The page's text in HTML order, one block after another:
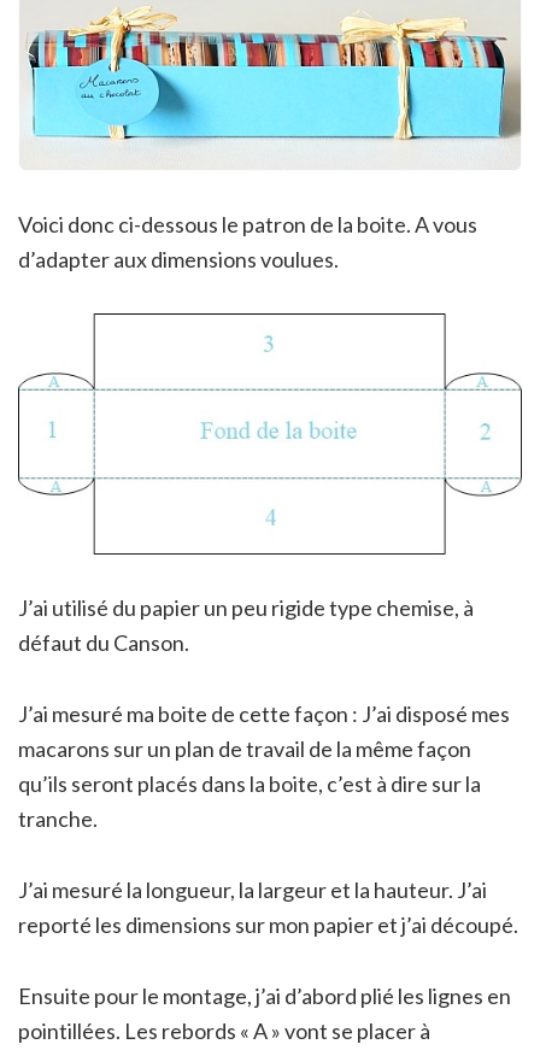
Voici donc ci-dessous le patron de la boite. A vous
d’adapter aux dimensions voulues.
J’ai utilisé du papier un peu rigide type chemise, à
défaut du Canson.
J’ai mesuré ma boite de cette façon : J’ai disposé mes
macarons sur un plan de travail de la même façon
qu’ils seront placés dans la boite, c’est à dire sur la
tranche.
J’ai mesuré la longueur, la largeur et la hauteur. J’ai
reporté les dimensions sur mon papier et j’ai découpé.
Ensuite pour le montage, j’ai d’abord plié les lignes en
pointillées. Les rebords « A » vont se placer à